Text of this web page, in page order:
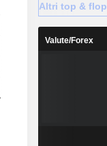
Altri top & flop
Valute/Forex